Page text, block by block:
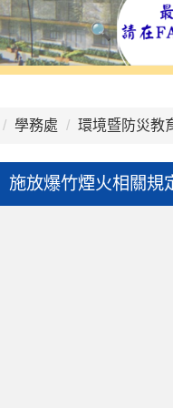
學務處 環境暨防災教
施放爆竹煙火相關規